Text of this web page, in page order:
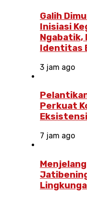
Galih
Inisiasi
Ngabatik,
Identitas
3 jam ago
Perkuat
7 jam ago